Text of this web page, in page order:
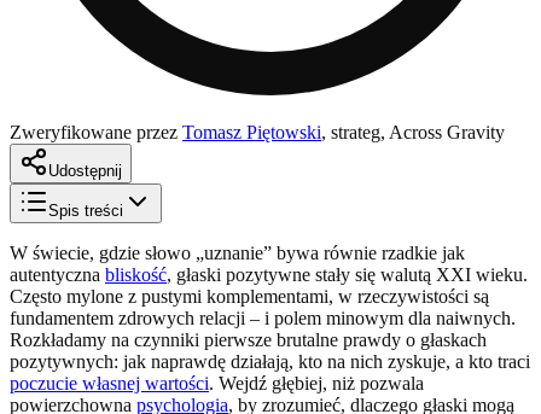
Zweryfikowane przez Tomasz Piętowski, strateg, Across Gravity
Udostępnij
Spis treści
W świecie, gdzie słowo „uznanie” bywa równie rzadkie jak
autentyczna bliskość, głaski pozytywne stały się walutą XXI wieku.
Często mylone z pustymi komplementami, w rzeczywistości są
fundamentem zdrowych relacji – i polem minowym dla naiwnych.
Rozkładamy na czynniki pierwsze brutalne prawdy o głaskach
pozytywnych: jak naprawdę działają, kto na nich zyskuje, a kto traci
poczucie własnej wartości. Wejdź głębiej, niż pozwala
powierzchowna psychologia, by zrozumieć, dlaczego głaski mogą